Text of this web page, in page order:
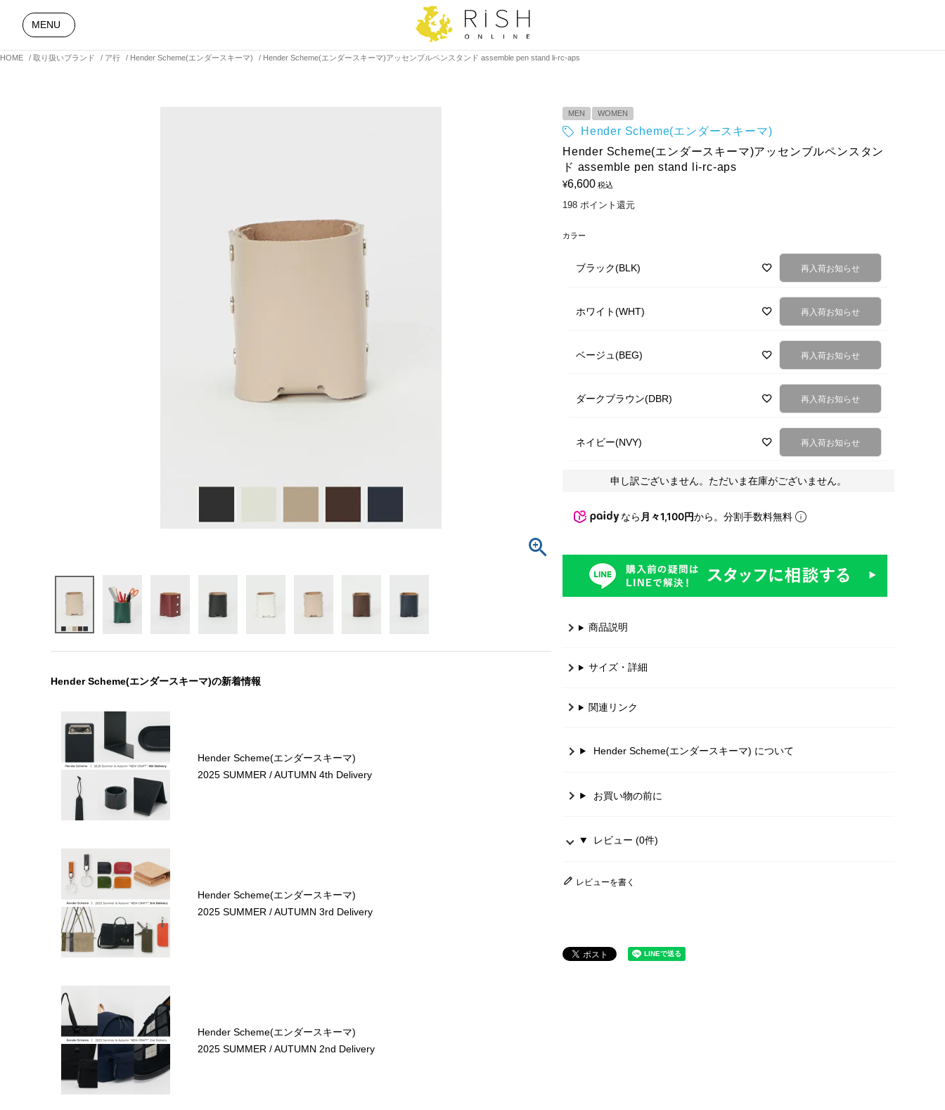
HOME 取り扱いブランド ア行 Hender Scheme(エンダースキーマ) Hender Scheme(エンダースキーマ)アッセンブルペンスタンド assemble pen stand li-rc-aps
MENU
Hender Scheme(エンダースキーマ)の新着情報
Hender Scheme(エンダースキーマ)
2025 SUMMER / AUTUMN 4th Delivery
Hender Scheme(エンダースキーマ)
2025 SUMMER / AUTUMN 3rd Delivery
Hender Scheme(エンダースキーマ)
2025 SUMMER / AUTUMN 2nd Delivery
MEN WOMEN
Hender Scheme(エンダースキーマ)
Hender Scheme(エンダースキーマ)アッセンブルペンスタン
ド assemble pen stand li-rc-aps
¥6,600 税込
198 ポイント還元
カラー
ブラック(BLK) 再入荷お知らせ
ホワイト(WHT) 再入荷お知らせ
ベージュ(BEG) 再入荷お知らせ
ダークブラウン(DBR) 再入荷お知らせ
ネイビー(NVY) 再入荷お知らせ
申し訳ございません。ただいま在庫がございません。
なら 月々1,100円から。分割手数料無料
商品説明
サイズ・詳細
関連リンク
Hender Scheme(エンダースキーマ) について
お買い物の前に
レビュー (0件)
レビューを書く